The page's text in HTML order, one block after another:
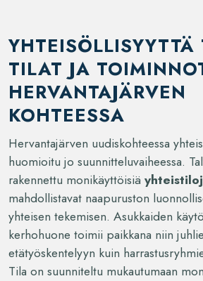
YHTEISÖLLISYYTTÄ
TILAT JA
HERVANTAJÄRVEN
KOHTEESSA
Hervantajärven uudiskohteessa
huomioitu jo suunnitteluvaiheessa.
rakennettu monikäyttöisiä
mahdollistavat naapuruston
yhteisen tekemisen. Asukkaiden
kerhohuone toimii paikkana niin
etätyöskentelyyn kuin
Tila on suunniteltu mukautumaan